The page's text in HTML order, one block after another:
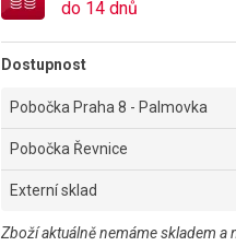
do 14 dnů
Dostupnost
Pobočka Praha 8 - Palmovka
Pobočka Řevnice
Externí sklad
Zboží aktuálně nemáme skladem a